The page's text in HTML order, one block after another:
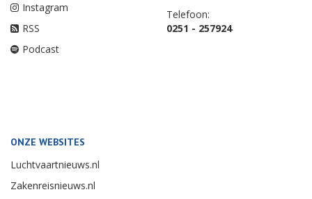
Instagram
RSS
Podcast
Telefoon:
0251 - 257924
ONZE WEBSITES
Luchtvaartnieuws.nl
Zakenreisnieuws.nl